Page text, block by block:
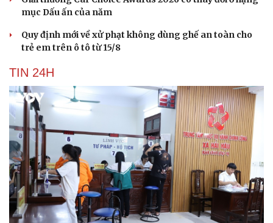
mục Dấu ấn của năm
Quy định mới về xử phạt không dùng ghế an toàn cho
trẻ em trên ô tô từ 15/8
TIN 24H